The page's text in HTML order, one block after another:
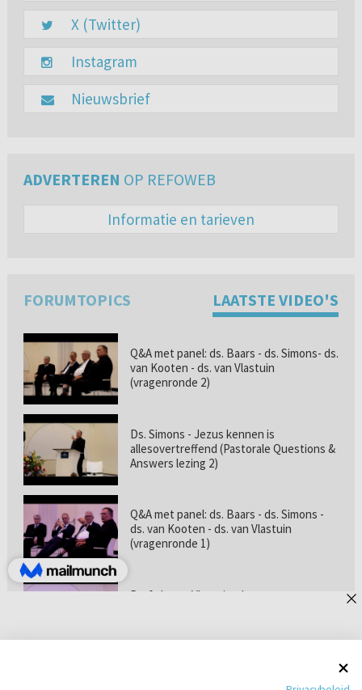
X (Twitter)
Instagram
Nieuwsbrief
ADVERTEREN OP REFOWEB
Informatie en tarieven
FORUMTOPICS LAATSTE VIDEO'S
Q&A met panel: ds. Baars - ds. Simons- ds.
van Kooten - ds. van Vlastuin
(vragenronde 2)
Ds. Simons - Jezus kennen is
allesovertreffend (Pastorale Questions &
Answers lezing 2)
Q&A met panel: ds. Baars - ds. Simons -
ds. van Kooten - ds. van Vlastuin
(vragenronde 1)
Prof. dr. van Vlastuin - Is